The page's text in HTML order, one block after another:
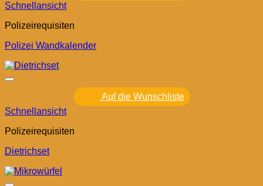
Schnellansicht
Polizeirequisiten
Polizei Wandkalender
Auf die Wunschliste
Schnellansicht
Polizeirequisiten
Dietrichset